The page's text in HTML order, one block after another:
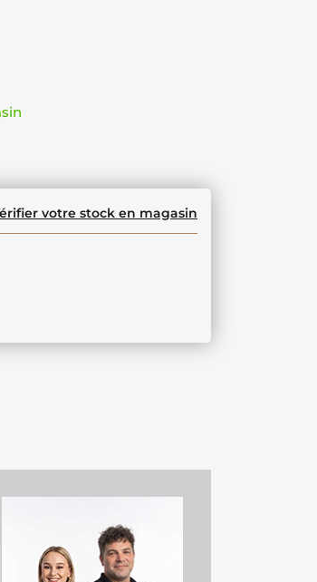
votre stock en magasin